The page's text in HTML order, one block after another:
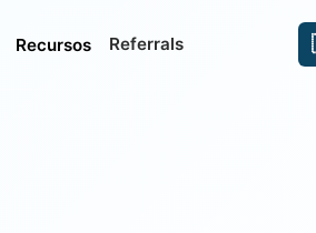
Recursos Referrals